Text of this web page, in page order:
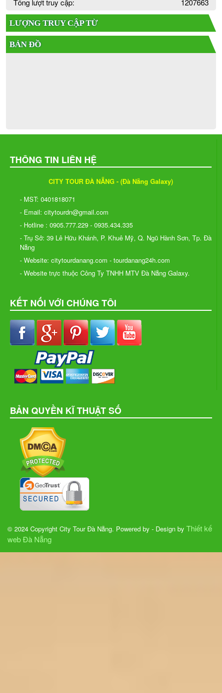
1207663
Tổng lượt truy cập:
LƯỢNG TRUY CẬP TỪ
BẢN ĐỒ
THÔNG TIN LIÊN HỆ
CITY TOUR ĐÀ NẴNG - (Đà Nẵng Galaxy)
- MST: 0401818071
- Email: citytourdn@gmail.com
- Hotline : 0905.777.229 - 0935.434.335
- Trụ Sở: 39 Lê Hữu Khánh, P. Khuê Mỹ, Q. Ngũ Hành Sơn, Tp. Đà
Nẵng
- Website: citytourdanang.com - tourdanang24h.com
- Website trực thuộc Công Ty TNHH MTV Đà Nẵng Galaxy.
KẾT NỐI VỚI CHÚNG TÔI
BẢN QUYỀN KĨ THUẬT SỐ
© 2024 Copyright City Tour Đà Nẵng. Powered by - Design by Thiết kế
web Đà Nẵng